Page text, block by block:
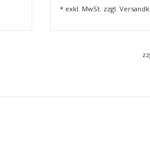
356 mm])
* exkl. MwSt. zzgl.